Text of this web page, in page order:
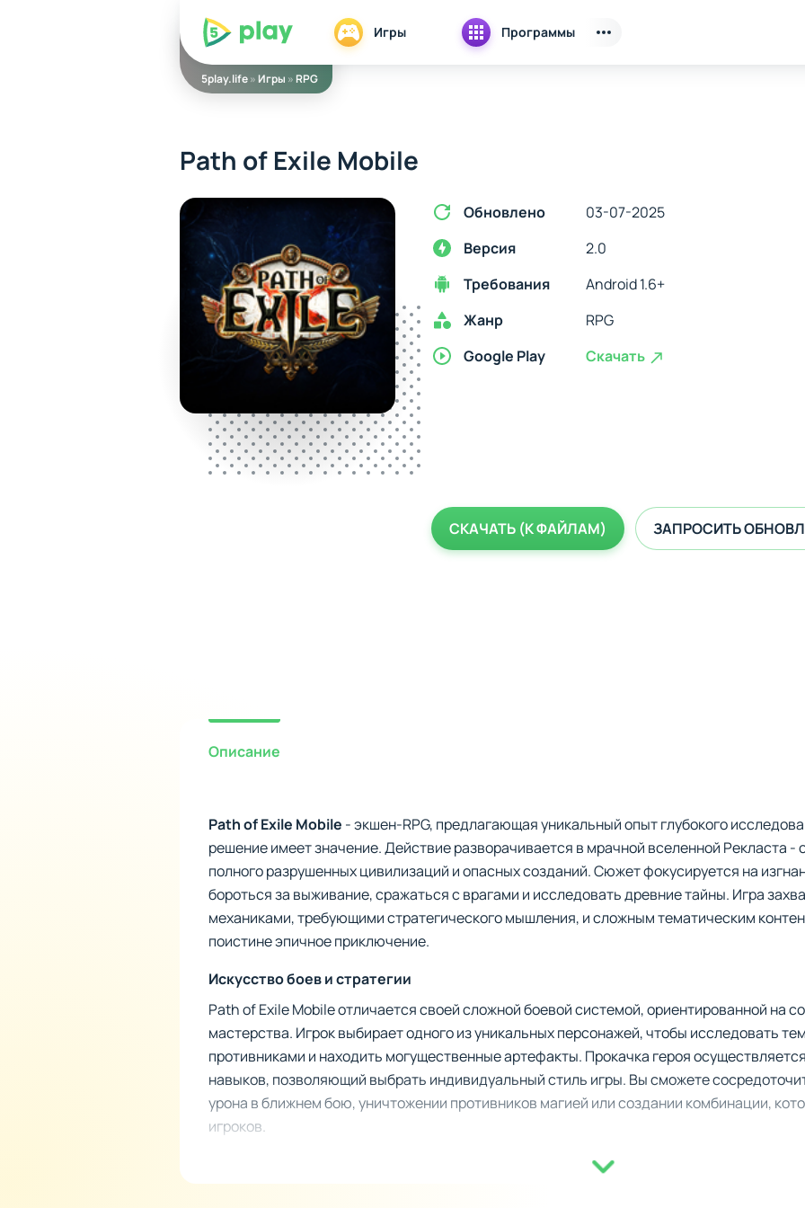
5play Игры Программы
5play.life»Игры »RPG
Path of Exile Mobile
Обновлено
03-07-2025
Версия
2.0
Требования
Android 1.6+
Жанр
RPG
Google Play
Скачать
СКАЧАТЬ (К ФАЙЛАМ) ЗАПРОСИТЬ
Описание
Path of Exile Mobile - экшен-RPG, предлагающая уникальный опыт глубокого
решение имеет значение. Действие разворачивается в мрачной вселенной Рекласта -
полного разрушенных цивилизаций и опасных созданий. Сюжет фокусируется на
бороться за выживание, сражаться с врагами и исследовать древние тайны. Игра
механиками, требующими стратегического мышления, и сложным тематическим
поистине эпичное приключение.
Искусство боев и стратегии
Path of Exile Mobile отличается своей сложной боевой системой, ориентированной на
мастерства. Игрок выбирает одного из уникальных персонажей, чтобы исследовать
противниками и находить могущественные артефакты. Прокачка героя
навыков, позволяющий выбрать индивидуальный стиль игры. Вы сможете
урона в ближнем бою, уничтожении противников магией или создании комбинации,
игроков.